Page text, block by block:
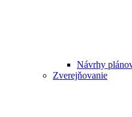
Návrhy
Zverejňovanie